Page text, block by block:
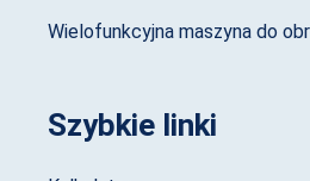
Wielofunkcyjna maszyna do
Szybkie linki